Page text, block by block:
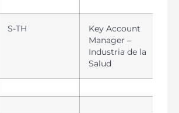
S-TH
Key Account
Manager –
Industria de la
Salud